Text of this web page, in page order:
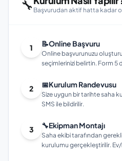
🔧 Başvurudan aktif hatta kadar
1 📝Online Başvuru
Online başvurunuzu
seçimlerinizi belirtin. Form 5
2 📅Kurulum Randevusu
Size uygun bir tarihte saha
SMS ile bildirilir.
3 🔧Ekipman Montajı
Saha ekibi tarafından
kurulumu gerçekleştirilir. Ev/